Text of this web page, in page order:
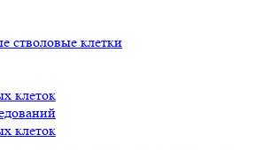
клетки
клеток
клеток